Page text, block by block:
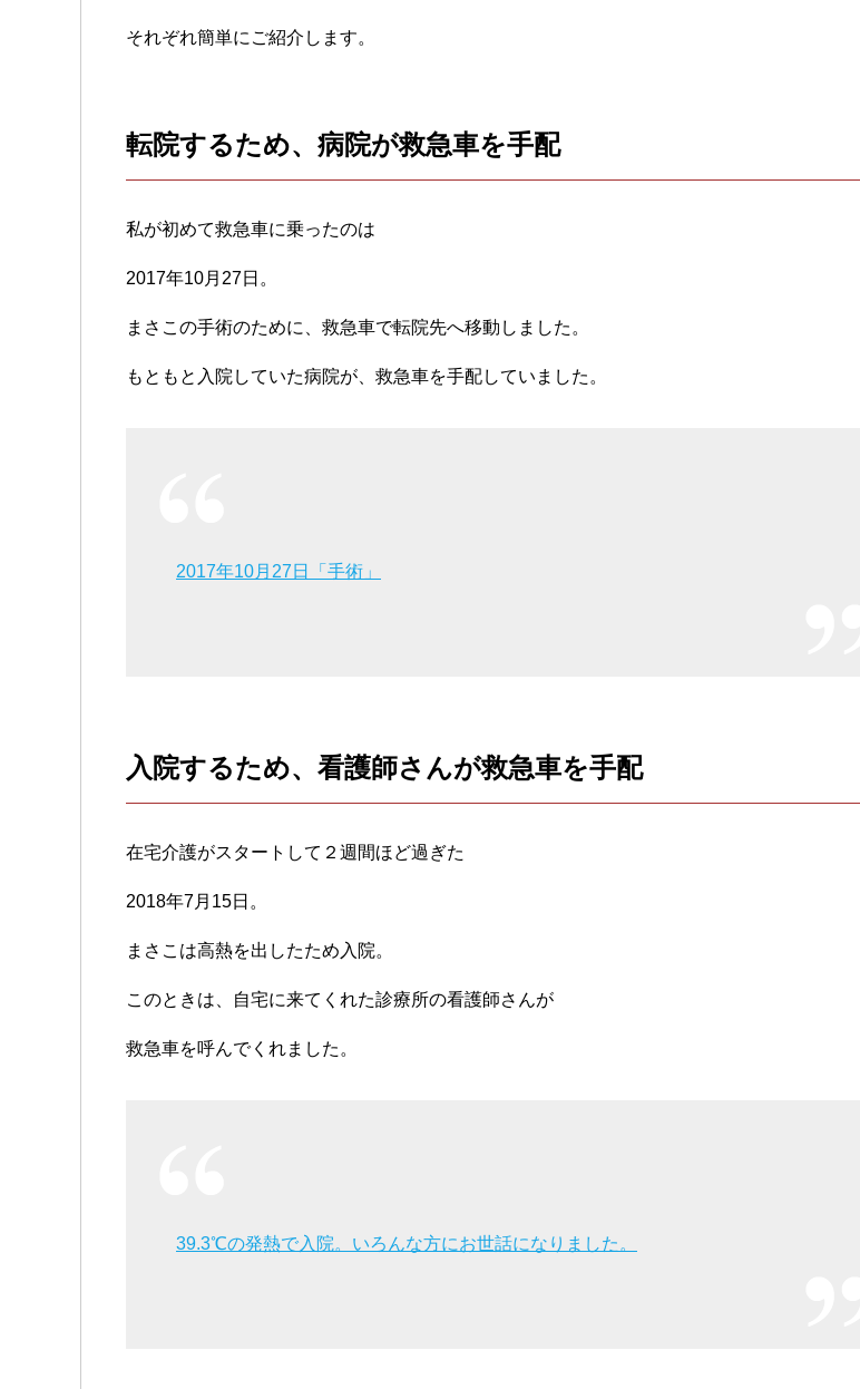
それぞれ簡単にご紹介します。
転院するため、病院が救急車を手配
私が初めて救急車に乗ったのは
2017年10月27日。
まさこの手術のために、救急車で転院先へ移動しました。
もともと入院していた病院が、救急車を手配していました。
2017年10月27日「手術」
入院するため、看護師さんが救急車を手配
在宅介護がスタートして２週間ほど過ぎた
2018年7月15日。
まさこは高熱を出したため入院。
このときは、自宅に来てくれた診療所の看護師さんが
救急車を呼んでくれました。
39.3℃の発熱で入院。いろんな方にお世話になりました。